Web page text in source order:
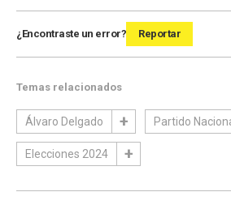
¿Encontraste un error? Reportar
Temas relacionados
Álvaro Delgado Partido
Elecciones 2024